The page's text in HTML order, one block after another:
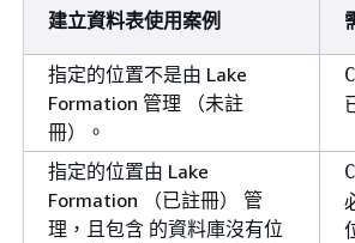
建立資料表使用案例
指定的位置不是由 Lake
Formation 管理 （未註
冊）。
指定的位置由 Lake
Formation （已註冊） 管
理，且包含 的資料庫沒有位